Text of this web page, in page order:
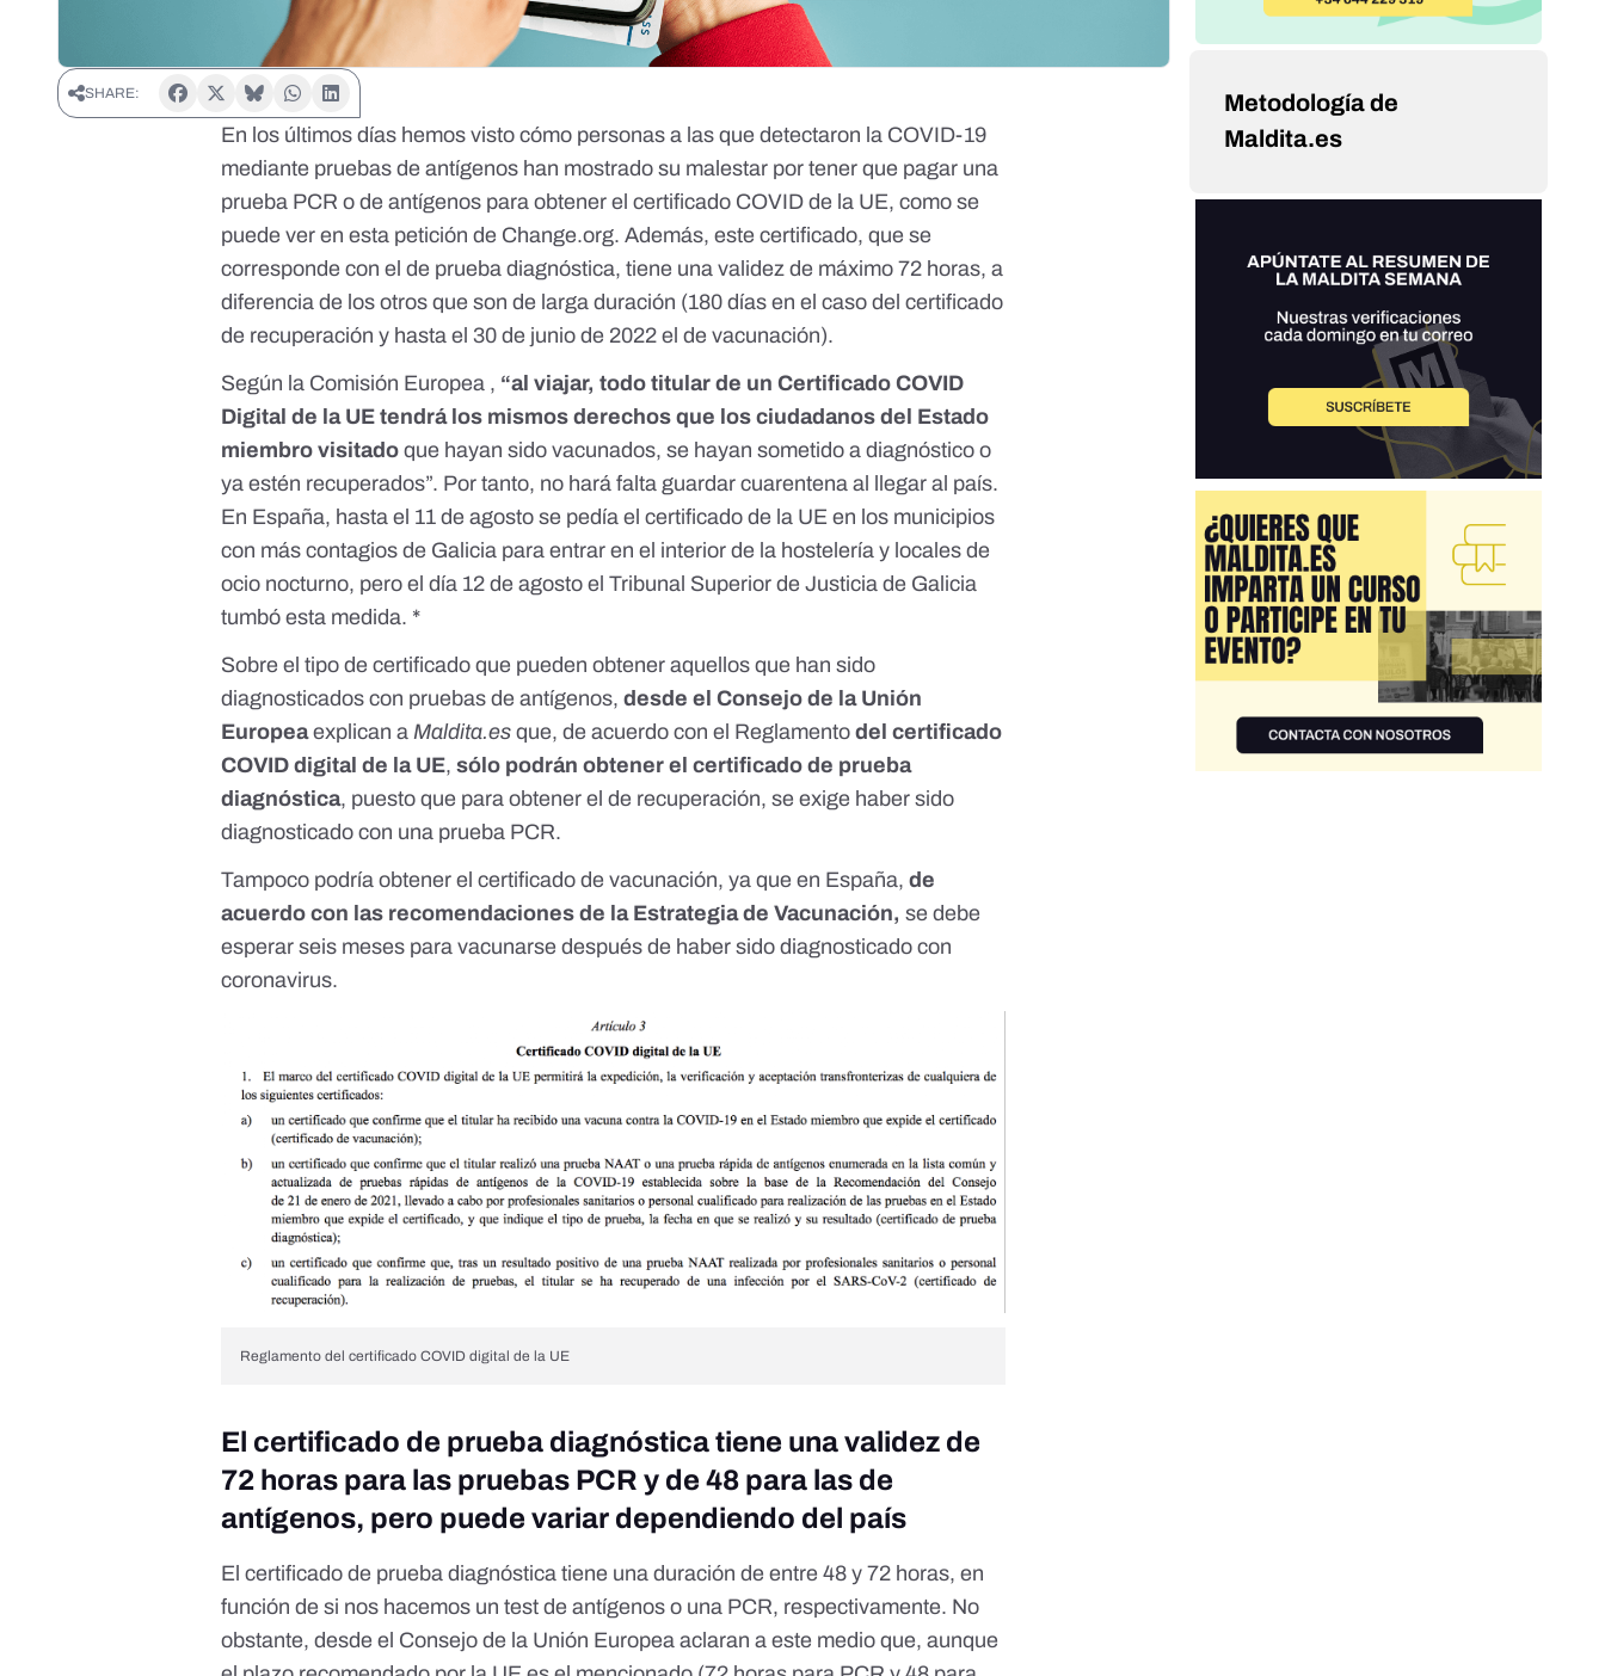
SHARE:
En los últimos días hemos visto cómo personas a las que detectaron la COVID-19
mediante pruebas de antígenos han mostrado su malestar por tener que pagar una
prueba PCR o de antígenos para obtener el certificado COVID de la UE, comose
puede ver en esta petición de Change.org. Además, este certificado, que se
corresponde con el de prueba diagnóstica, tiene una validez de máximo 72 horas, a
diferencia de los otros que son de larga duración (180 días en el caso del certificado
de recuperación y hasta el 30 de junio de 2022 el de vacunación).
Según la Comisión Europea , “al viajar, todo titular de un Certificado COVID
Digital de la UE tendrá los mismos derechos que los ciudadanos del Estado
miembro visitadoque hayan sido vacunados, se hayan sometido a diagnóstico o
ya estén recuperados”. Por tanto, no hará falta guardar cuarentena al llegar al país.
En España, hasta el 11 de agosto se pedía el certificado de la UE en los municipios
con más contagios de Galicia para entrar en el interior de la hostelería y locales de
ocio nocturno, pero el día 12 de agostoel Tribunal Superior de Justicia de Galicia
tumbó esta medida. *
Sobre el tipo de certificado que pueden obtener aquellos que han sido
diagnosticados con pruebas de antígenos,desde el Consejo de la Unión
Europeaexplican aMaldita.es que, de acuerdo conel Reglamentodel certificado
COVID digital de la UE,sólo podrán obtener el certificado de prueba
diagnóstica, puesto que para obtener el de recuperación, se exige haber sido
diagnosticado con una prueba PCR.
Tampoco podría obtener el certificado de vacunación, ya que en España,de
acuerdocon las recomendaciones de la Estrategia de Vacunación,se debe
esperar seis meses para vacunarse después de haber sido diagnosticado con
coronavirus.
Reglamento del certificado COVID digital de la UE
El certificado de prueba diagnóstica tiene una validez de
72 horas para las pruebas PCR y de 48 para las de
antígenos, pero puede variar dependiendo del país
El certificado de prueba diagnóstica tiene una duración de entre 48 y 72 horas, en
función de si nos hacemos un test de antígenos o una PCR, respectivamente. No
obstante, desde el Consejo de la Unión Europea aclaran a este medio que, aunque
Metodología de
Maldita.es